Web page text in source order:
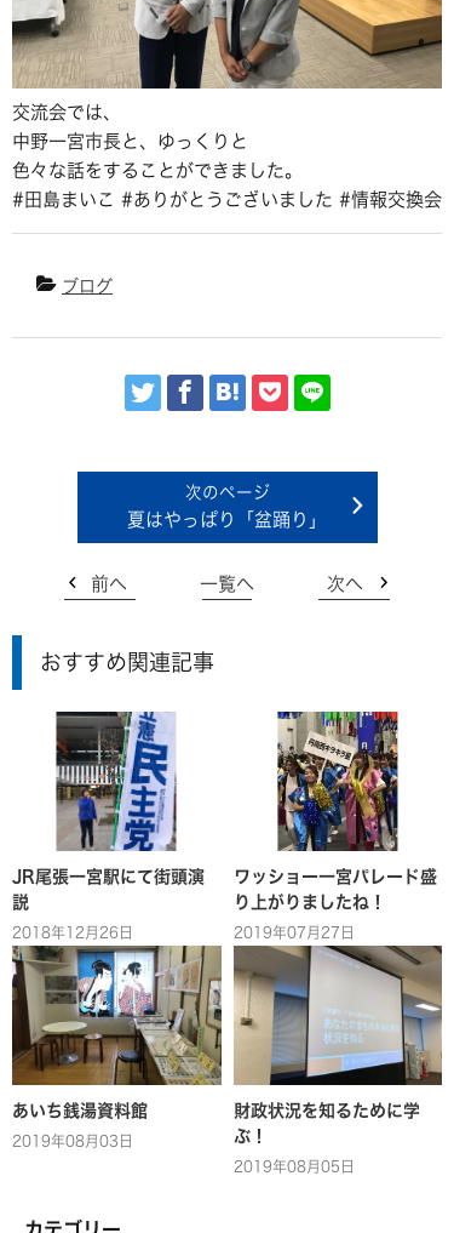
交流会では、
中野一宮市長と、ゆっくりと
色々な話をすることができました。
#田島まいこ #ありがとうございました #情報交換会
ブログ
夏はやっぱり「盆踊り」
前へ 一覧へ 次へ
おすすめ関連記事
JR尾張一宮駅にて街頭演
説
2018年12月26日
ワッショー一宮パレード盛
り上がりましたね！
2019年07月27日
あいち銭湯資料館
2019年08月03日
財政状況を知るために学
ぶ！
2019年08月05日